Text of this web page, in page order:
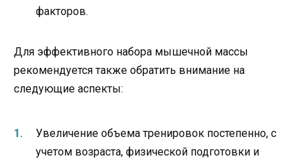
факторов.
Для эффективного набора мышечной массы
рекомендуется также обратить внимание на
следующие аспекты:
Увеличение объема тренировок постепенно, с
учетом возраста, физической подготовки и